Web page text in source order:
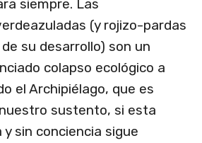
siempre. Las
(y rojizo-pardas
su desarrollo) son un
colapso ecológico a
el Archipiélago, que es
sustento, si esta
sin conciencia sigue